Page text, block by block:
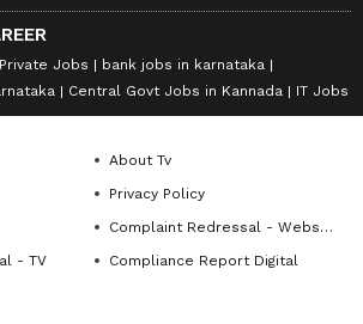
Private Jobs
bank jobs in karnataka
Central Govt Jobs in Kannada IT Jobs
About Tv
Privacy Policy
Complaint Redressal - Website
- TV
Compliance Report Digital